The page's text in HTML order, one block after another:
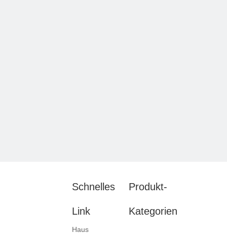
Schnelles
Link
Haus
Produkt-
Kategorien